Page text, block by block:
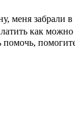
меня забрали
как
помочь,